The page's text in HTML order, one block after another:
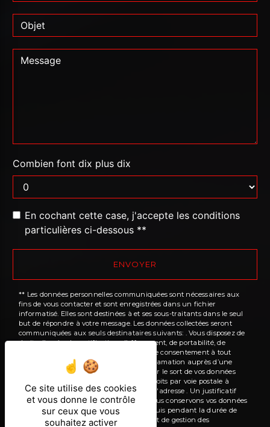
Combien font dix plus dix
En cochant cette case, j'accepte les conditions
particulières ci-dessous **
ENVOYER
** Les données personnelles communiquées sont nécessaires aux
fins de vous contacter et sont enregistrées dans un fichier
informatisé. Elles sont destinées à et ses sous-traitants dans le seul
but de répondre à votre message. Les données collectées seront
communiquées aux seuls destinataires suivants: . Vous disposez de
droits d’accès, de rectification, d’effacement, de portabilité, de
limitation, d’opposition, de retrait de votre consentement à tout
moment et du droit d’introduire une réclamation auprès d’une
autorité de contrôle, ainsi que d’organiser le sort de vos données
post-mortem. Vous pouvez exercer ces droits par voie postale à
l'adresse ou par courrier électronique à l'adresse . Un justificatif
d'identité pourra vous être demandé. Nous conservons vos données
pendant la période de prise de contact puis pendant la durée de
prescription légale aux fins probatoires et de gestion des
Ce site utilise des cookies
et vous donne le contrôle
sur ceux que vous
souhaitez activer